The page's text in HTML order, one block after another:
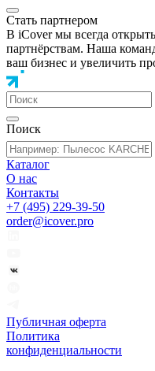
Стать партнером
В iCover мы всегда
партнёрствам. Наша
ваш бизнес и увеличить
Поиск
Каталог
О нас
Контакты
+7 (495) 229-39-50
order@icover.pro
Публичная оферта
Политика
конфиденциальности